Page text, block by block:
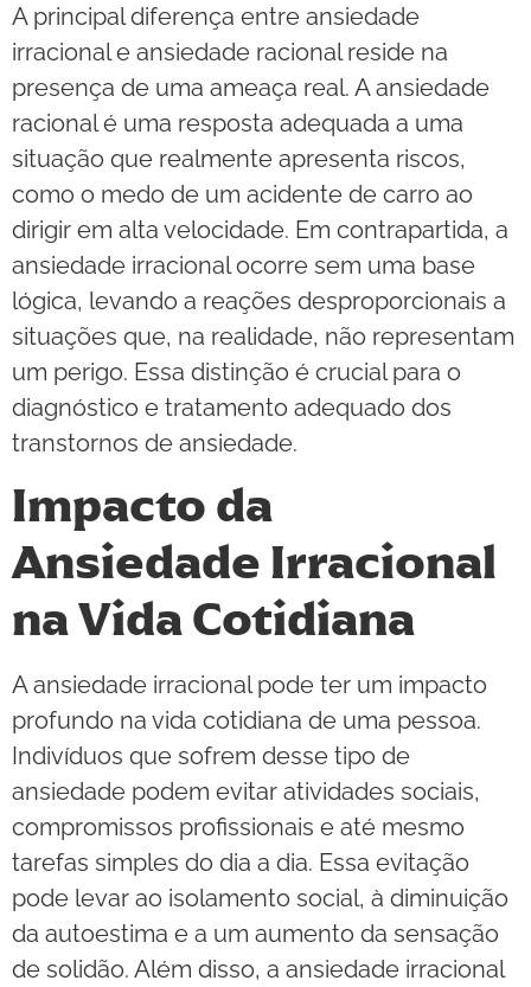
A principal diferença entre ansiedade
irracional e ansiedade racional reside na
presença de uma ameaça real. A ansiedade
racional é uma resposta adequada a uma
situação que realmente apresenta riscos,
como o medo de um acidente de carro ao
dirigir em alta velocidade. Em contrapartida, a
ansiedade irracional ocorre sem uma base
lógica, levando a reações desproporcionais a
situações que, na realidade, não representam
um perigo. Essa distinção é crucial para o
diagnóstico e tratamento adequado dos
transtornos de ansiedade.
Impacto da
Ansiedade Irracional
na Vida Cotidiana
A ansiedade irracional pode ter um impacto
profundo na vida cotidiana de uma pessoa.
Indivíduos que sofrem desse tipo de
ansiedade podem evitar atividades sociais,
compromissos profissionais e até mesmo
tarefas simples do dia a dia. Essa evitação
pode levar ao isolamento social, à diminuição
da autoestima e a um aumento da sensação
de solidão. Além disso, a ansiedade irracional